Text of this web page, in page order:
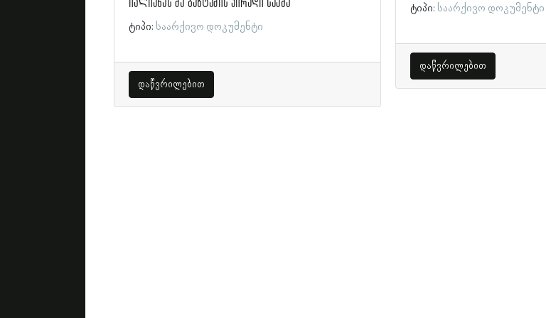
ტიპი: საარქივო დოკუმენტი
დაწვრილებით
ტიპი: საარქივო დოკუმენტი
დაწვრილებით